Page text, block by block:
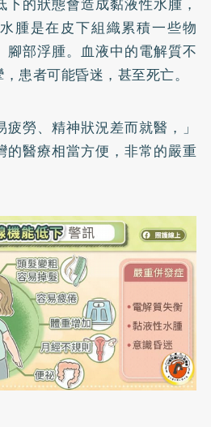
腫是在皮下組織累積一些物
腳部浮腫。血液中的電解質不
患者可能昏迷，甚至死亡。
疲勞、精神狀況差而就醫，」
的醫療相當方便，非常的嚴重